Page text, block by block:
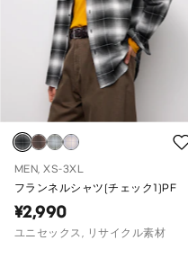
MEN, XS-3XL
フランネルシャツ(チェック1)PF
¥2,990
ユニセックス, リサイクル素材